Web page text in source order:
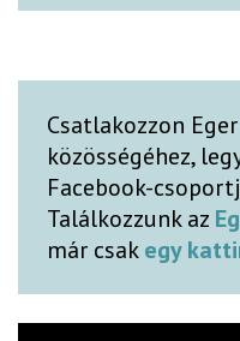
Csatlakozzon
közösségéhez,
Facebook-
Találkozzunk az
már csakegy